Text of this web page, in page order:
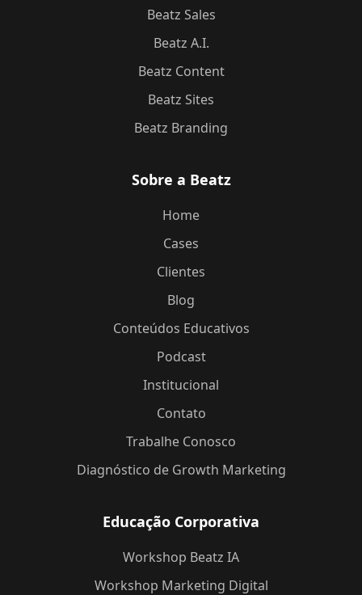
Beatz Sales
Beatz A.I.
Beatz Content
Beatz Sites
Beatz Branding
Sobre a Beatz
Home
Cases
Clientes
Blog
Conteúdos Educativos
Podcast
Institucional
Contato
Trabalhe Conosco
Diagnóstico de Growth Marketing
Educação Corporativa
Workshop Beatz IA
Workshop Marketing Digital